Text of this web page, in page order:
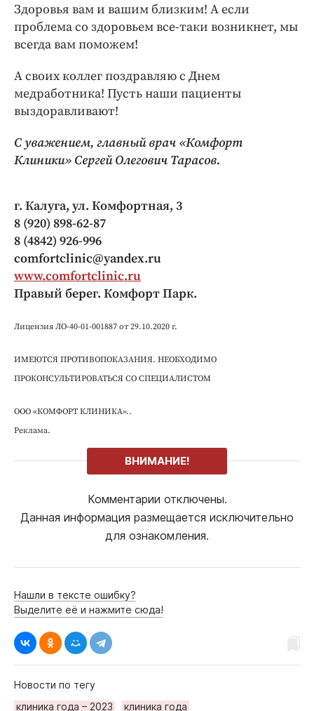
Здоровья вам и вашим близким! А если
проблема со здоровьем все-таки возникнет, мы
всегда вам поможем!
А своих коллег поздравляю с Днем
медработника! Пусть наши пациенты
выздоравливают!
С уважением, главный врач «Комфорт
Клиники» Сергей Олегович Тарасов.
г. Калуга, ул. Комфортная, 3
8 (920) 898-62-87
8 (4842) 926-996
comfortclinic@yandex.ru
www.comfortclinic.ru
Правый берег. Комфорт Парк.
Лицензия ЛО-40-01-001887 от 29.10.2020 г.
ИМЕЮТСЯ ПРОТИВОПОКАЗАНИЯ. НЕОБХОДИМО
ПРОКОНСУЛЬТИРОВАТЬСЯ СО СПЕЦИАЛИСТОМ
ООО «КОМФОРТ КЛИНИКА»..
Реклама.
ВНИМАНИЕ!
Комментарии отключены.
Данная информация размещается исключительно
для ознакомления.
Нашли в тексте ошибку?
Выделите её и нажмите сюда!
Новости по тегу
клиника года – 2023
клиника года